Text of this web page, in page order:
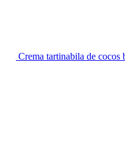
Crema tartinabila de